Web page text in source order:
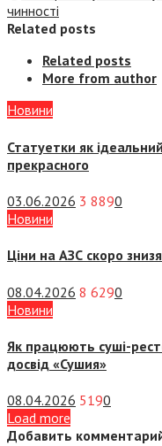
чинності
Related posts
Related posts
More from author
Новини
Статуетки як
прекрасного
03.06.2026 3 8890
Новини
Ціни на АЗС скоро
08.04.2026 8 6290
Новини
Як працюють суші-
досвід «Сушия»
08.04.2026 5190
Load more
Добавить